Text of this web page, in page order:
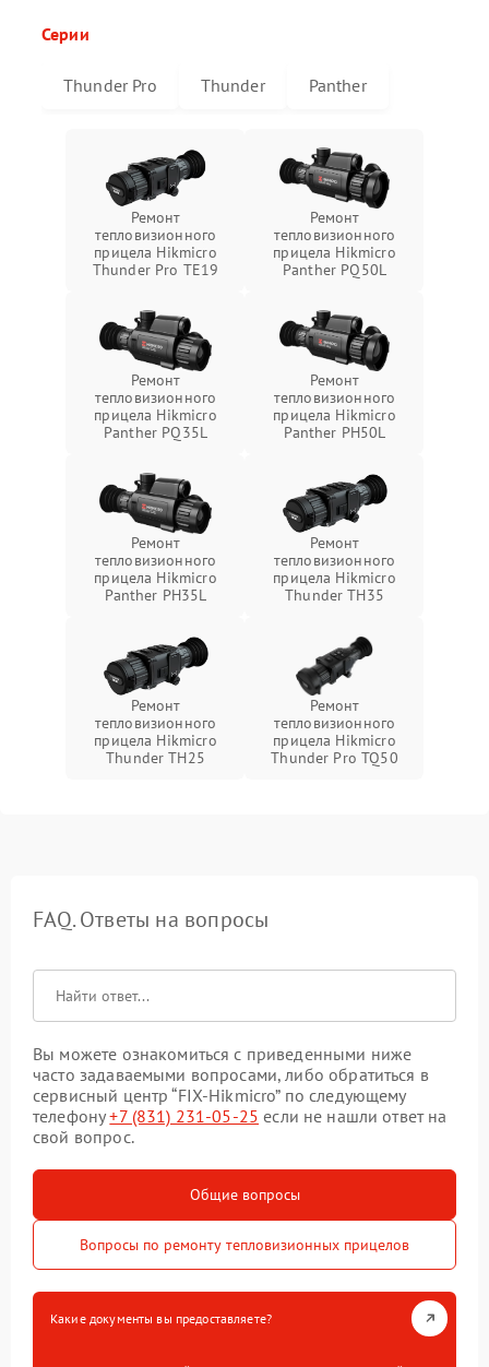
Серии
Thunder Pro Thunder Panther
Ремонт
тепловизионного
прицела Hikmicro
Thunder Pro TE19
Ремонт
тепловизионного
прицела Hikmicro
Panther PQ50L
Ремонт
тепловизионного
прицела Hikmicro
Panther PQ35L
Ремонт
тепловизионного
прицела Hikmicro
Panther PH50L
Ремонт
тепловизионного
прицела Hikmicro
Panther PH35L
Ремонт
тепловизионного
прицела Hikmicro
Thunder TH35
Ремонт
тепловизионного
прицела Hikmicro
Thunder TH25
Ремонт
тепловизионного
прицела Hikmicro
Thunder Pro TQ50
FAQ. Ответы на вопросы
Вы можете ознакомиться с приведенными ниже
часто задаваемыми вопросами, либо обратиться в
сервисный центр “FIX-Hikmicro” по следующему
телефону+7 (831) 231-05-25 если не нашли ответ на
свой вопрос.
Общие вопросы
Вопросы по ремонту тепловизионных прицелов
Какие документы вы предоставляете?